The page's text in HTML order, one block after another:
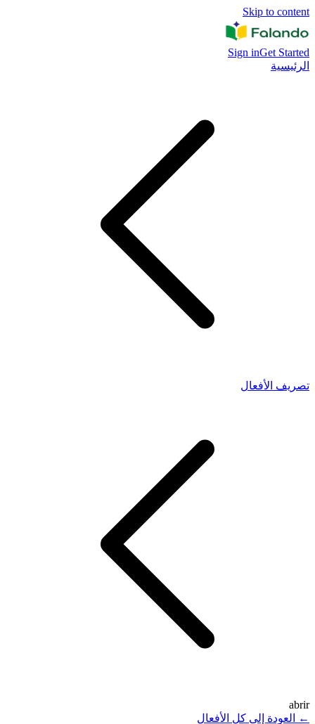
Skip to content
Sign inGet Started
الرئيسية
تصريف الأفعال
abrir
←
العودة إلى كل الأفعال